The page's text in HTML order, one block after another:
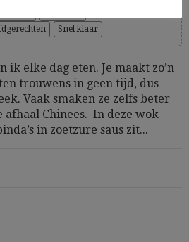
Snel klaar
ik elke dag eten. Je maakt zo’n
trouwens in geen tijd, dus
Vaak smaken ze zelfs beter
afhaal Chinees. In deze wok
in zoetzure saus zit...